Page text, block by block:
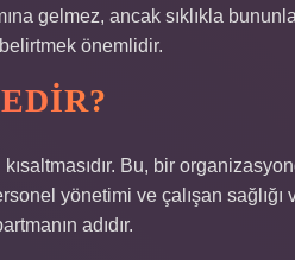
gelmez, ancak sıklıkla bununla
önemlidir.
Bu, bir
yönetimi ve çalışan
adıdır.